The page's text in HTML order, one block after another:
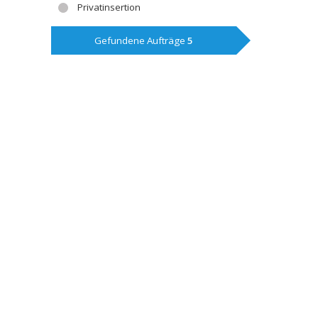
Privatinsertion
Gefundene Aufträge5